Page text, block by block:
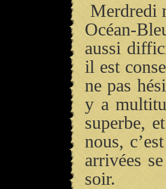
Merdredi
Océan-
aussi
il est
ne pas
y a
superbe,
nous,
arrivées
soir.